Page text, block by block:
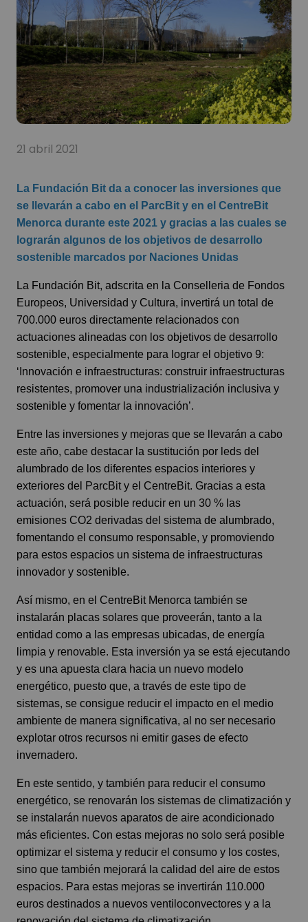
21 abril 2021
La Fundación Bit da a conocer las inversiones que
se llevarán a cabo en el ParcBit y en el CentreBit
Menorca durante este 2021 y gracias a las cuales se
lograrán algunos de los objetivos de desarrollo
sostenible marcados por Naciones Unidas
La Fundación Bit, adscrita en la Conselleria de Fondos
Europeos, Universidad y Cultura, invertirá un total de
700.000 euros directamente relacionados con
actuaciones alineadas con los objetivos de desarrollo
sostenible, especialmente para lograr el objetivo 9:
‘Innovación e infraestructuras: construir infraestructuras
resistentes, promover una industrialización inclusiva y
sostenible y fomentar la innovación’.
Entre las inversiones y mejoras que se llevarán a cabo
este año, cabe destacar la sustitución por leds del
alumbrado de los diferentes espacios interiores y
exteriores del ParcBit y el CentreBit. Gracias a esta
actuación, será posible reducir en un 30 % las
emisiones CO2 derivadas del sistema de alumbrado,
fomentando el consumo responsable, y promoviendo
para estos espacios un sistema de infraestructuras
innovador y sostenible.
Así mismo, en el CentreBit Menorca también se
instalarán placas solares que proveerán, tanto a la
entidad como a las empresas ubicadas, de energía
limpia y renovable. Esta inversión ya se está ejecutando
y es una apuesta clara hacia un nuevo modelo
energético, puesto que, a través de este tipo de
sistemas, se consigue reducir el impacto en el medio
ambiente de manera significativa, al no ser necesario
explotar otros recursos ni emitir gases de efecto
invernadero.
En este sentido, y también para reducir el consumo
energético, se renovarán los sistemas de climatización y
se instalarán nuevos aparatos de aire acondicionado
más eficientes. Con estas mejoras no solo será posible
optimizar el sistema y reducir el consumo y los costes,
sino que también mejorará la calidad del aire de estos
espacios. Para estas mejoras se invertirán 110.000
euros destinados a nuevos ventiloconvectores y a la